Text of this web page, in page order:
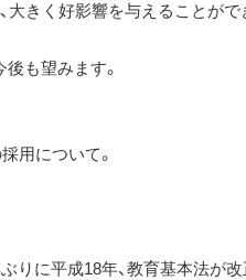
大きく好影響を与えることがで
も望みます。
用について。
りに平成18年、教育基本法が改